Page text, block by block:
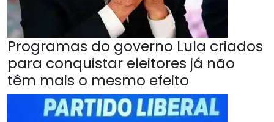
Programas do governo Lula criados
para conquistar eleitores já não
têm mais o mesmo efeito